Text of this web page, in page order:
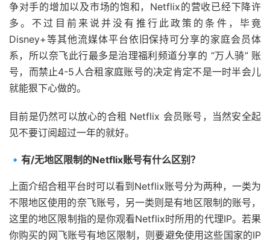
争对手的增加以及市场的饱和，Netflix的营收已经下降许
多。不过目前来说并没有推行此政策的条件，毕竟
Disney+等其他流媒体平台依旧保持可分享的家庭会员体
系，所以奈飞此行最多是治理福利频道分享的 “万人骑” 账
号，而禁止4-5人合租家庭账号的决定肯定不是一时半会儿
就能狠下心做的。
目前是仍然可以放心的合租 Netflix 会员账号，当然安全起
见不要订阅超过一年的就好。
🔹有/无地区限制的Netflix账号有什么区别？
上面介绍合租平台时可以看到Netflix账号分为两种，一类为
不限地区使用的奈飞账号，另一类则是有地区限制的账号，
这里的地区限制指的是你观看Netflix时所用的代理IP。若果
你购买的网飞账号有地区限制，则要避免使用这些国家的IP